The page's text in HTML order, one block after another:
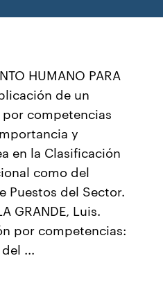
HUMANO PARA
de un
competencias
y
en la Clasificación
como del
Puestos del Sector.
GRANDE, Luis.
por competencias:
...